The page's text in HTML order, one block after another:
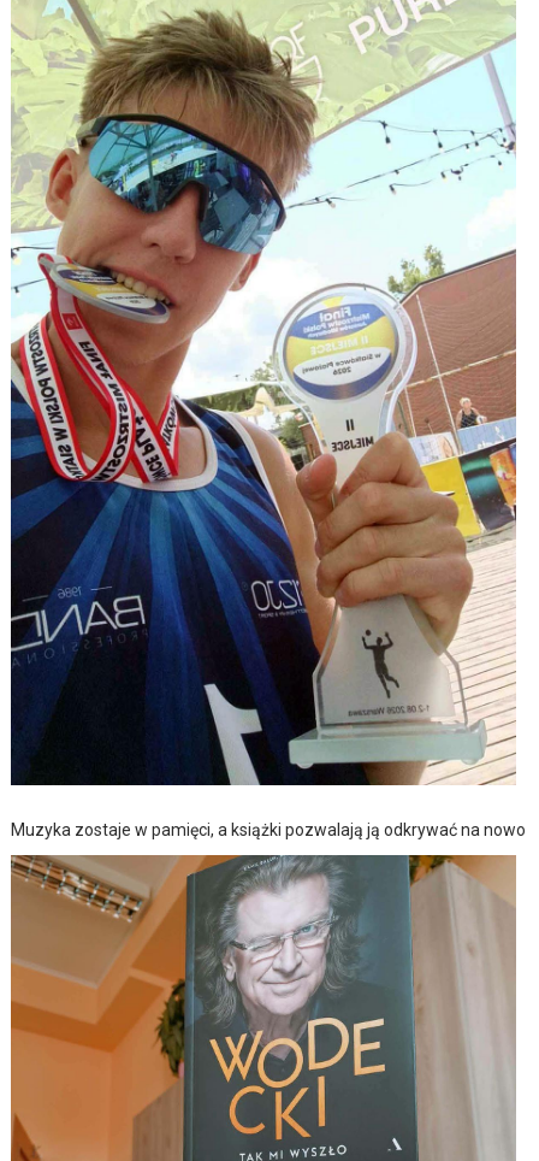
Muzyka zostaje w pamięci, a książki pozwalają ją odkrywać na nowo